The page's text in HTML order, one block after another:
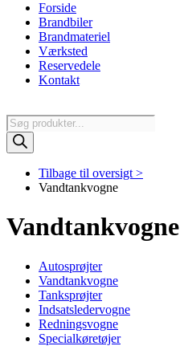
Forside
Brandbiler
Brandmateriel
Værksted
Reservedele
Kontakt
Products
search
Tilbage til oversigt >
Vandtankvogne
Vandtankvogne
Autosprøjter
Vandtankvogne
Tanksprøjter
Indsatsledervogne
Redningsvogne
Specialkøretøjer